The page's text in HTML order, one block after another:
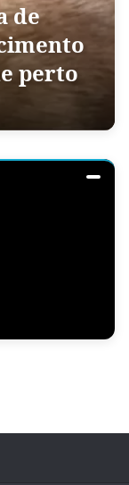
de
perto